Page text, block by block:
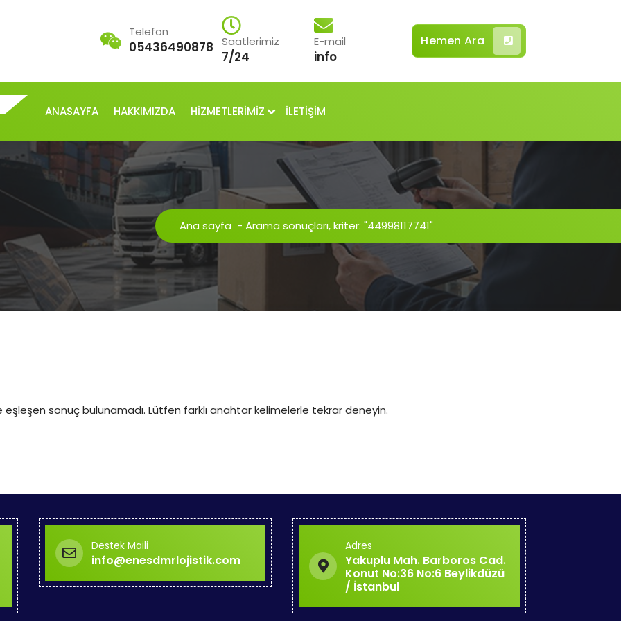
Telefon
05436490878 Saatlerimiz
7/24
E-mail
info
Hemen Ara
ANASAYFA HAKKIMIZDA HİZMETLERİMİZ İLETİŞİM
Ana sayfa - Arama sonuçları, kriter: "44998117741"
eşleşen sonuç bulunamadı. Lütfen farklı anahtar kelimelerle tekrar deneyin.
Destek Maili
info@enesdmrlojistik.com
Adres
Yakuplu Mah. Barboros Cad.
Konut No:36 No:6 Beylikdüzü
/ İstanbul